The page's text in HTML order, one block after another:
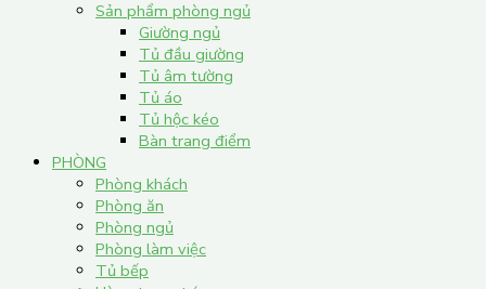
Sản phẩm phòng ngủ
Giường ngủ
Tủ đầu giường
Tủ âm tường
Tủ áo
Tủ hộc kéo
Bàn trang điểm
PHÒNG
Phòng khách
Phòng ăn
Phòng ngủ
Phòng làm việc
Tủ bếp